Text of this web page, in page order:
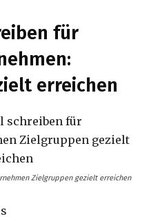
für
erreichen
Zielgruppen gezielt erreichen